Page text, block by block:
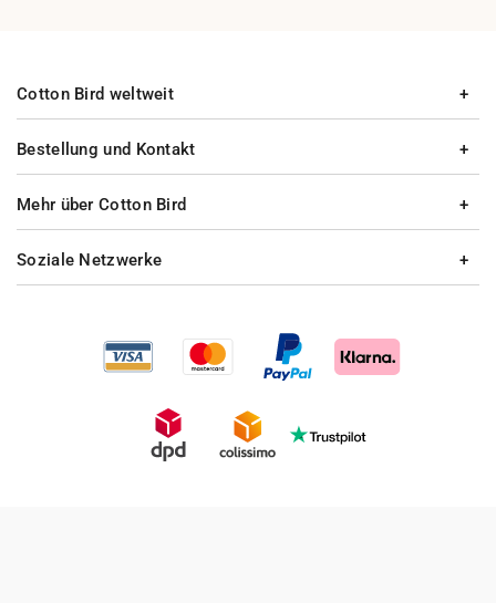
Bestellung und Kontakt
Mehr über Cotton Bird
Cotton Bird weltweit
Soziale Netzwerke